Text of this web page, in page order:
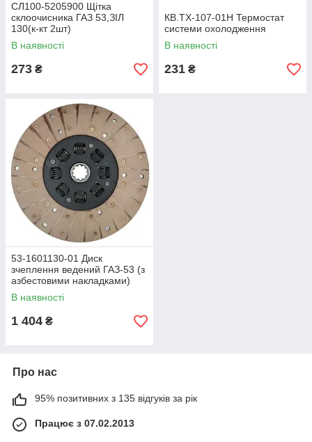
СЛ100-5205900 Щітка
склоочисника ГАЗ 53,ЗІЛ
130(к-кт 2шт)
В наявності
273 ₴
КВ.ТХ-107-01Н Термостат
системи охолодження
В наявності
231 ₴
53-1601130-01 Диск
зчеплення ведений ГАЗ-53 (з
азбестовими накладками)
(STARPARTS)
В наявності
1 404 ₴
Про нас
95% позитивних з 135 відгуків за рік
Працює з 07.02.2013